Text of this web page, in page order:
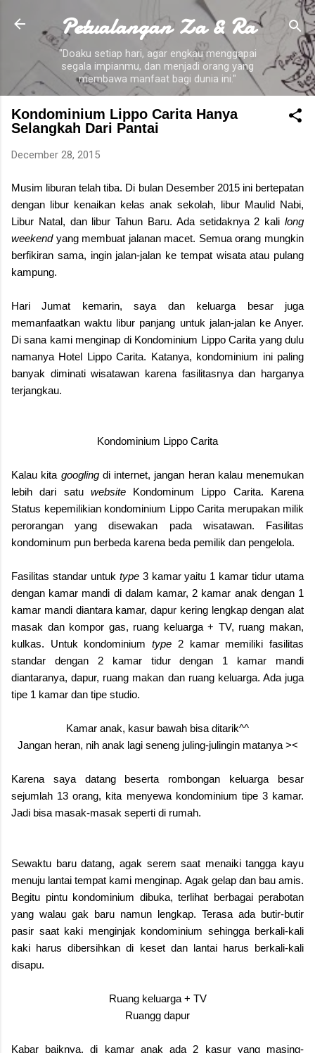
Skip to main content
Petualangan Za & Ra
"Doaku setiap hari, agar engkau menggapai
segala impianmu, dan menjadi orang yang
membawa manfaat bagi dunia ini."
Kondominium Lippo Carita Hanya
Selangkah Dari Pantai
December 28, 2015
Musim liburan telah tiba. Di bulan Desember 2015 ini bertepatan
dengan libur kenaikan kelas anak sekolah, libur Maulid Nabi,
Libur Natal, dan libur Tahun Baru. Ada setidaknya 2 kali long
weekendyang membuat jalanan macet. Semua orang mungkin
berfikiran sama, ingin jalan-jalan ke tempat wisata atau pulang
kampung.
Hari Jumat kemarin, saya dan keluarga besar juga
memanfaatkan waktu libur panjang untuk jalan-jalan ke Anyer.
Di sana kami menginap di Kondominium Lippo Carita yang dulu
namanya Hotel Lippo Carita. Katanya, kondominium ini paling
banyak diminati wisatawan karena fasilitasnya dan harganya
terjangkau.
Kondominium Lippo Carita
Kalau kita googlingdi internet, jangan heran kalau menemukan
lebih dari satu websiteKondominum Lippo Carita. Karena
Status kepemilikian kondominium Lippo Carita merupakan milik
perorangan yang disewakan pada wisatawan. Fasilitas
kondominum pun berbeda karena beda pemilik dan pengelola.
Fasilitas standar untuk type3 kamar yaitu 1 kamar tidur utama
dengan kamar mandi di dalam kamar, 2 kamar anak dengan 1
kamar mandi diantara kamar, dapur kering lengkap dengan alat
masak dan kompor gas, ruang keluarga + TV, ruang makan,
kulkas. Untuk kondominiumtype 2 kamar memiliki fasilitas
standar dengan 2 kamar tidur dengan 1 kamar mandi
diantaranya, dapur, ruang makan dan ruang keluarga. Ada juga
tipe 1 kamar dan tipe studio.
Kamar anak, kasur bawah bisa ditarik^^
Jangan heran, nih anak lagi seneng juling-julingin matanya ><
Karena saya datang beserta rombongan keluarga besar
sejumlah 13 orang, kita menyewa kondominium tipe 3 kamar.
Jadi bisa masak-masak seperti di rumah.
Sewaktu baru datang, agak serem saat menaiki tangga kayu
menuju lantai tempat kami menginap. Agak gelap dan bau amis.
Begitu pintu kondominium dibuka, terlihat berbagai perabotan
yang walau gak baru namun lengkap. Terasa ada butir-butir
pasir saat kaki menginjak kondominium sehingga berkali-kali
kaki harus dibersihkan di keset dan lantai harus berkali-kali
disapu.
Ruang keluarga + TV
Ruangg dapur
Kabar baiknya, di kamar anak ada 2 kasur yang masing-